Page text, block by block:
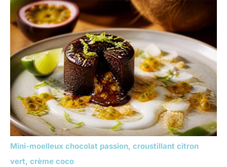
Mini-moelleux chocolat passion, croustillant citron
vert, crème coco